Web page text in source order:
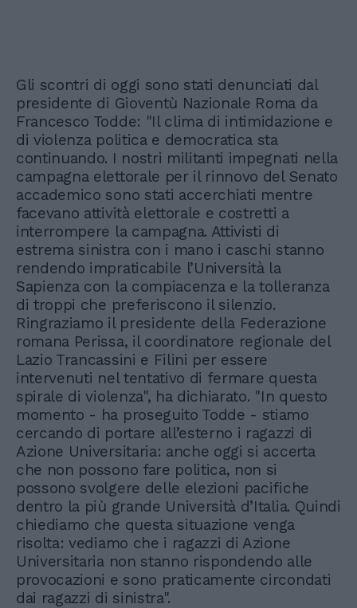
Gli scontri di oggi sono stati denunciati dal
presidente di Gioventù Nazionale Roma da
Francesco Todde: "Il clima di intimidazione e
di violenza politica e democratica sta
continuando. I nostri militanti impegnati nella
campagna elettorale per il rinnovo del Senato
accademico sono stati accerchiati mentre
facevano attività elettorale e costretti a
interrompere la campagna. Attivisti di
estrema sinistra con i mano i caschi stanno
rendendo impraticabile l’Università la
Sapienza con la compiacenza e la tolleranza
di troppi che preferiscono il silenzio.
Ringraziamo il presidente della Federazione
romana Perissa, il coordinatore regionale del
Lazio Trancassini e Filini per essere
intervenuti nel tentativo di fermare questa
spirale di violenza", ha dichiarato. "In questo
momento - ha proseguito Todde - stiamo
cercando di portare all’esterno i ragazzi di
Azione Universitaria: anche oggi si accerta
che non possono fare politica, non si
possono svolgere delle elezioni pacifiche
dentro la più grande Università d’Italia. Quindi
chiediamo che questa situazione venga
risolta: vediamo che i ragazzi di Azione
Universitaria non stanno rispondendo alle
provocazioni e sono praticamente circondati
dai ragazzi di sinistra".